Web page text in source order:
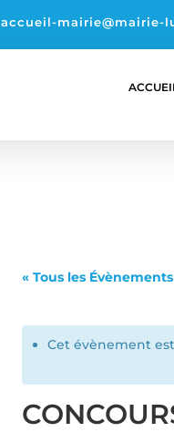
accueil-mairie@mairie-
« Tous les Évènements
Cet évènement